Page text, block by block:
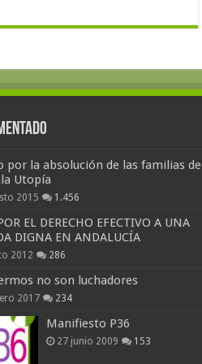
por la absolución de las familias de
Utopía
2015 1.456
EL DERECHO EFECTIVO A UNA
DIGNA EN ANDALUCÍA
2012 286
no son luchadores
2017 234
Manifiesto P36
27 junio 2009 153